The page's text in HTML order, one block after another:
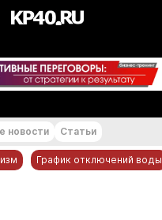
+20...+21 °С
новости Статьи
График отключений воды